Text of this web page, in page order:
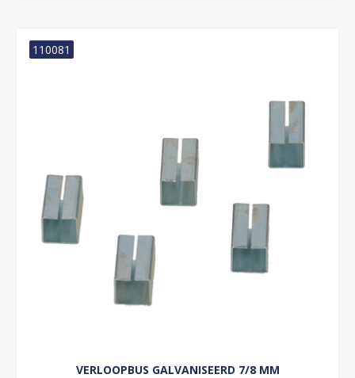
VERLOOPBUS GALVANISEERD 7/8 MM
110081